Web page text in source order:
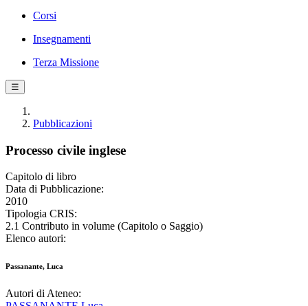
Corsi
Insegnamenti
Terza Missione
☰
Pubblicazioni
Processo civile inglese
Capitolo di libro
Data di Pubblicazione:
2010
Tipologia CRIS:
2.1 Contributo in volume (Capitolo o Saggio)
Elenco autori:
Passanante, Luca
Autori di Ateneo: